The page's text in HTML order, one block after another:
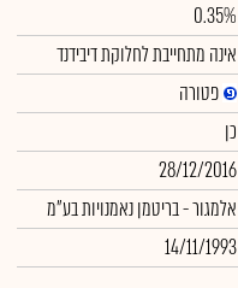
0.35%
אינה מתחייבת לחלוקת דיבידנד
פטורה
כן
28/12/2016
אלמגור - בריטמן נאמנויות בע"מ
14/11/1993